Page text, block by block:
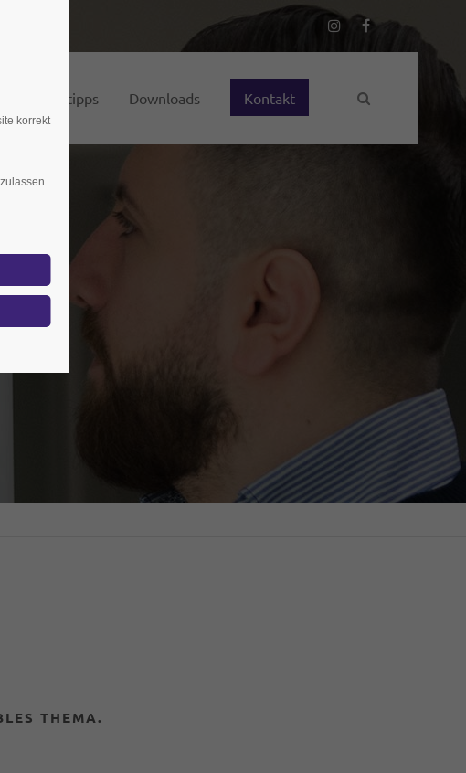
Videotipps Downloads Kontakt
THEMA.
korrekt